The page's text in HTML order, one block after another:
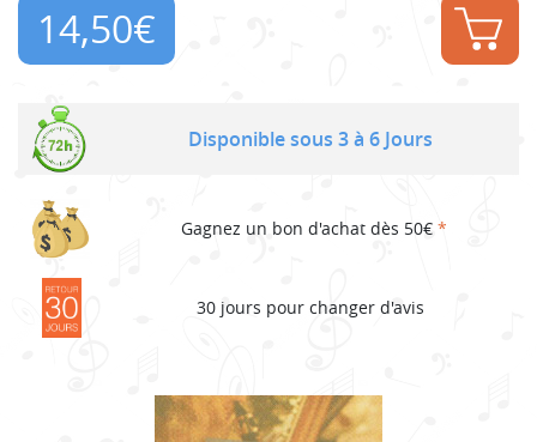
14,50€
Disponible sous 3 à 6 Jours
Gagnez un bon d'achat dès 50€ *
30 jours pour changer d'avis